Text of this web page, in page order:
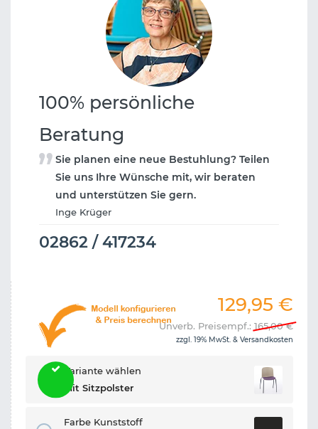
100% persönliche
Beratung
Sie planen eine neue Bestuhlung? Teilen
Sie uns Ihre Wünsche mit, wir beraten
und unterstützen Sie gern.
Inge Krüger
02862 / 417234
129,95 €
Unverb. Preisempf.: 165,00€
zzgl. 19% MwSt. & Versandkosten
Variante wählen
Mit Sitzpolster
Farbe Kunststoff